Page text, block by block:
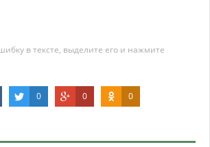
в тексте, выделите его и нажмите
0 0 0